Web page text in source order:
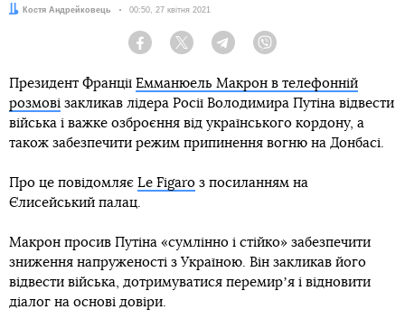
Автор:Костя Андрейковець Дата:
00:50, 27 квітня 2021
Facebook Twitter Telegram
Президент Франції Емманюель Макрон в телефонній
розмові закликав лідера Росії Володимира Путіна відвести
війська і важке озброєння від українського кордону, а
також забезпечити режим припинення вогню на Донбасі.
Про це повідомляє Le Figaro з посиланням на
Єлисейський палац.
Макрон просив Путіна «сумлінно і стійко» забезпечити
зниження напруженості з Україною. Він закликав його
відвести війська, дотримуватися перемирʼя і відновити
діалог на основі довіри.